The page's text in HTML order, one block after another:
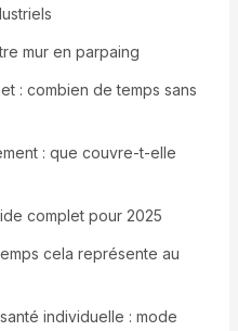
mur en parpaing
: combien de temps sans
: que couvre-t-elle
complet pour 2025
cela représente au
individuelle : mode